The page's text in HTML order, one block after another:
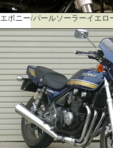
エボニー/パールソーラーイエロ